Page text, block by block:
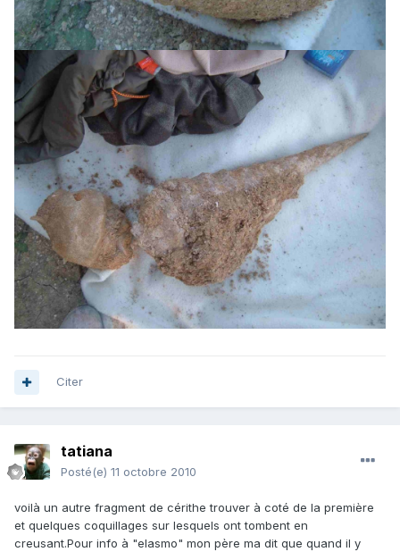
Citer
tatiana
Posté(e) 11 octobre 2010
voilà un autre fragment de cérithe trouver à coté de la première
et quelques coquillages sur lesquels ont tombent en
creusant.Pour info à "elasmo" mon père ma dit que quand il y